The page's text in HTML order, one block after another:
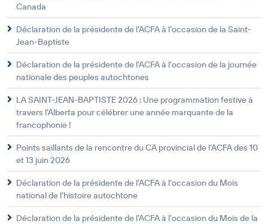
Canada
Déclaration de la présidente de l’ACFA à l’occasion de la Saint-
Jean-Baptiste
Déclaration de la présidente de l’ACFA à l’occasion de la journée
nationale des peuples autochtones
LA SAINT-JEAN-BAPTISTE 2026 : Une programmation festive à
travers l’Alberta pour célébrer une année marquante de la
francophonie !
Points saillants de la rencontre du CA provincial de l’ACFA des 10
et 13 juin 2026
Déclaration de la présidente de l’ACFA à l’occasion du Mois
national de l’histoire autochtone
Déclaration de la présidente de l’ACFA à l’occasion du Mois de la